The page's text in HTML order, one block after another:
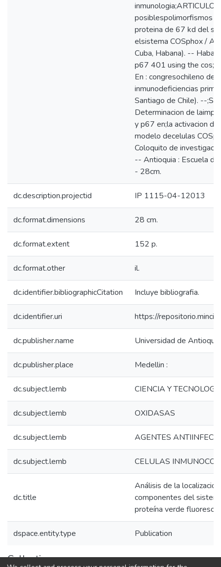
posiblespolimorfismos
proteina de 67 kd del
elsistema COSphox /
Cuba, Habana). --
p67 401 using the
En : congresochileno de
inmunodeficiencias
Santiago de Chile). --
Determinacion de
y p67 en;la activacion
modelo decelulas
Coloquito de
-- Antioquia : Escuela
- 28cm.
dc.description.projectid IP 1115-04-12013
dc.format.dimensions 28 cm.
dc.format.extent 152 p.
dc.format.other il.
dc.identifier.bibliographicCitation Incluye bibliografia.
dc.identifier.uri https://
dc.publisher.name Universidad de
dc.publisher.place Medellin :
dc.subject.lemb CIENCIA Y
dc.subject.lemb OXIDASAS
dc.subject.lemb AGENTES
dc.subject.lemb CELULAS
dc.title
Análisis de la
componentes del
proteína verde
dspace.entity.type Publication
Collections